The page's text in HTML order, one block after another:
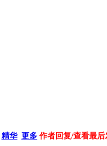
精华 更多 作者回复/查看最后